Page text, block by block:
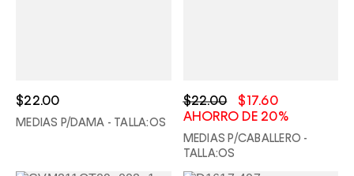
$22.00
MEDIAS P/DAMA - TALLA:OS
$22.00
$17.60
AHORRO DE 20%
MEDIAS P/CABALLERO -
TALLA:OS